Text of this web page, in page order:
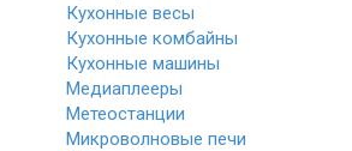
Кухонные весы
Кухонные комбайны
Кухонные машины
Медиаплееры
Метеостанции
Микроволновые печи